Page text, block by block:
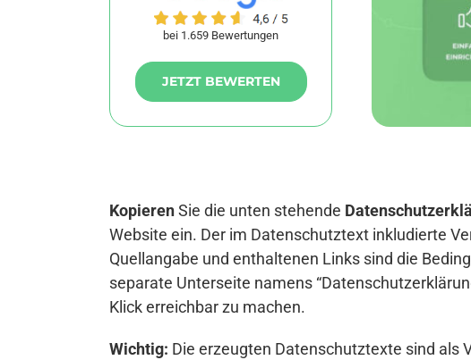
bei 1.659 Bewertungen
JETZT BEWERTEN
KopierenSie die unten stehende
Website ein. Der im Datenschutztext inkludierte
Quellangabe und enthaltenen Links sind die
separate Unterseite namens
Klick erreichbar zu machen.
Wichtig: Die erzeugten Datenschutztexte sind als